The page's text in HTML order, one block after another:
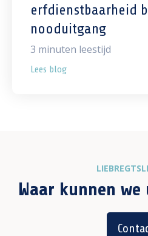
erfdienstbaarheid
nooduitgang
3 minuten leestijd
Lees blog
Waar kunnen we